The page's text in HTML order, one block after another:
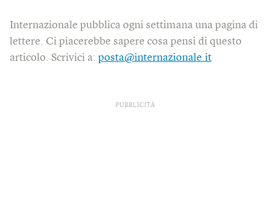
Internazionale pubblica ogni settimana una pagina di
lettere. Ci piacerebbe sapere cosa pensi di questo
articolo. Scrivici a: posta@internazionale.it
PUBBLICITÀ